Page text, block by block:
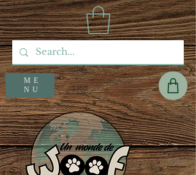
ME
NU